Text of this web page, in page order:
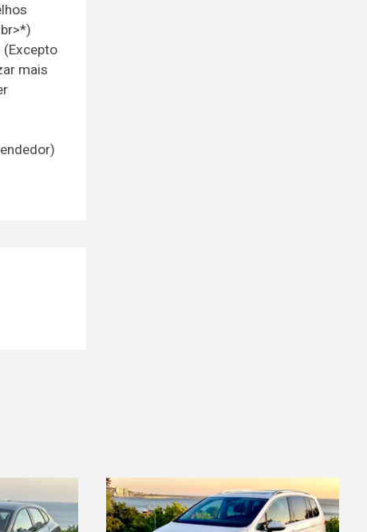
(Excepto
mais